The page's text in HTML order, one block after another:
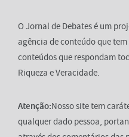
O Jornal de Debates é um
agência de conteúdo que
conteúdos que respondam
Riqueza e Veracidade.
Atenção:Nosso site tem
qualquer dado pessoa,